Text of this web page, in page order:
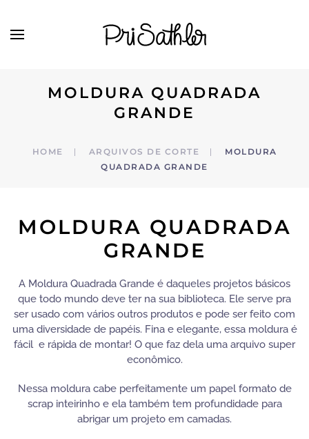
Skip to main content
MOLDURA QUADRADA
GRANDE
HOME ARQUIVOS DE CORTE
MOLDURA
QUADRADA GRANDE
MOLDURA QUADRADA
GRANDE
A Moldura Quadrada Grande é daqueles projetos básicos
que todo mundo deve ter na sua biblioteca. Ele serve pra
ser usado com vários outros produtos e pode ser feito com
uma diversidade de papéis. Fina e elegante, essa moldura é
fácil e rápida de montar! O que faz dela uma arquivo super
econômico.
Nessa moldura cabe perfeitamente um papel formato de
scrap inteirinho e ela também tem profundidade para
abrigar um projeto em camadas.